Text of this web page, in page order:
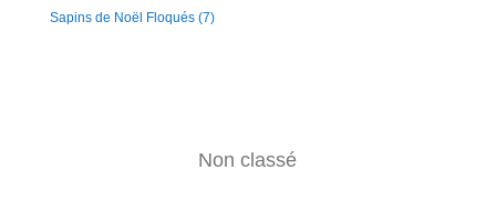
Sapins de Noël Floqués (7)
Non classé